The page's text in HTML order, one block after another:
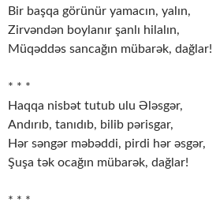
Bir başqa görünür yamacın, yalın,
Zirvəndən boylanır şanlı hilalın,
Müqəddəs sancağın mübarək, dağlar!
* * *
Haqqa nisbət tutub ulu Ələsgər,
Andırıb, tanıdıb, bilib pərisgar,
Hər səngər məbəddi, pirdi hər əsgər,
Şuşa tək ocağın mübarək, dağlar!
* * *